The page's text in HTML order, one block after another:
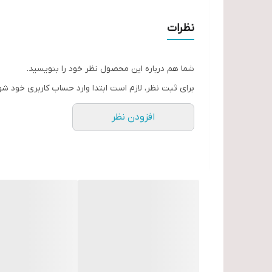
نظرات
شما هم درباره این محصول نظر خود را بنویسید.
برای ثبت نظر، لازم است ابتدا وارد حساب کاربری خود
افزودن نظر